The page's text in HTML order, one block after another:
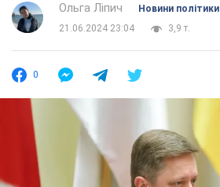
Ольга Ліпич
Новини політики
21.06.2024 23:04
3,9 т.
0